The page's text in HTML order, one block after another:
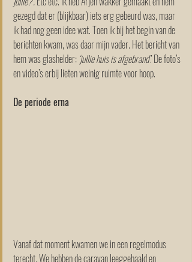
gezegd dat er (blijkbaar) iets erg gebeurd was, maar
ik had nog geen idee wat. Toen ik bij het begin van de
berichten kwam, was daar mijn vader. Het bericht van
hem was glashelder: ‘jullie huis is afgebrand’. De foto’s
en video’s erbij lieten weinig ruimte voor hoop.
De periode erna
Vanaf dat moment kwamen we in een regelmodus
terecht. We hebben de caravan leeggehaald en